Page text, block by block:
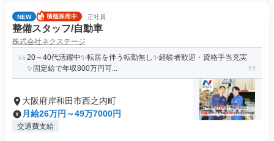
NEW 正社員
整備スタッフ/自動車
株式会社ネクステージ
20～40代活躍中✨転居を伴う転勤無し✨経験者歓迎・資格手当充実
✨固定給で年収800万円可...
大阪府岸和田市西之内町
月給26万円～49万7000円
交通費支給